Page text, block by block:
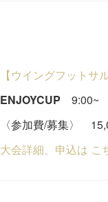
【ウイングフットサ
ENJOYCUP 9:00~
〈参加費/募集〉
大会詳細、申込は こ